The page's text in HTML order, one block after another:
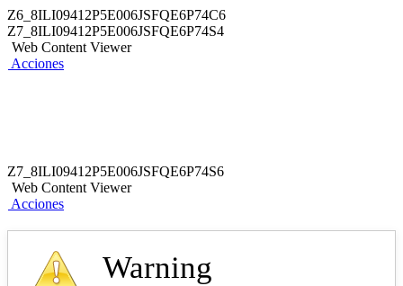
Z6_8ILI09412P5E006JSFQE6P74C6
Z7_8ILI09412P5E006JSFQE6P74S4
Web Content Viewer
Acciones
Z7_8ILI09412P5E006JSFQE6P74S6
Web Content Viewer
Acciones
Warning